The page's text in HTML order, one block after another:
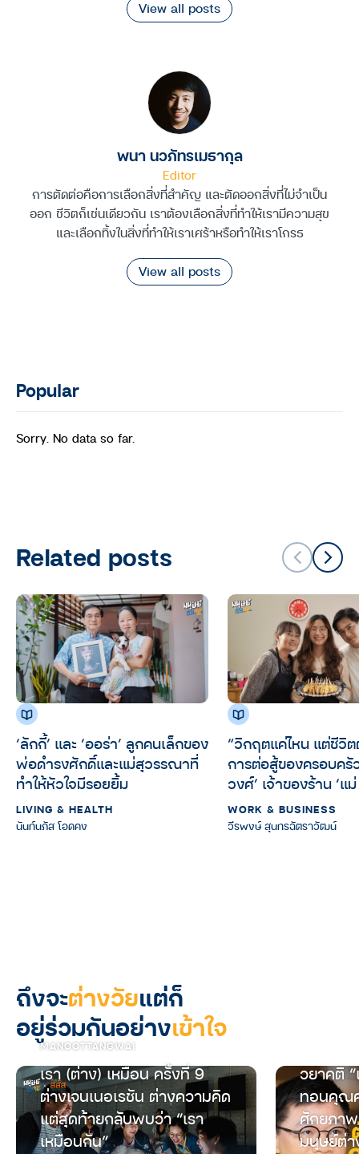
View all posts
พนา นวภัทรเมธากุล
Editor
การตัดต่อคือการเลือกสิ่งที่สำคัญ และตัดออกสิ่งที่ไม่จำเป็น
ออก ชีวิตก็เช่นเดียวกัน เราต้องเลือกสิ่งที่ทำให้เรามีความสุข
และเลือกทิ้งในสิ่งที่ทำให้เราเศร้าหรือทำให้เราโกรธ
View all posts
Popular
Sorry. No data so far.
Related posts
‘ลักกี้’ และ ‘ออร่า’ ลูกคนเล็กของ
พ่อดำรงศักดิ์และแม่สุวรรณาที่
ทำให้หัวใจมีรอยยิ้ม
LIVING & HEALTH
นันท์นภัส โอดคง
“วิกฤตแค่ไหน แต่ชีวิ
การต่อสู้ของครอบครั
วงศ์’ เจ้าของร้าน ‘แม่
WORK & BUSINESS
วีรพงษ์ สุนทรฉัตราวัฒน์
ถึงจะต่างวัยแต่ก็
อยู่ร่วมกันอย่างเข้าใจ
MANOOTTANGWAI
เรา (ต่าง) เหมือน ครั้งที่ 9
ต่างเจนเนอเรชัน ต่างความคิด
แต่สุดท้ายกลับพบว่า “เรา
เหมือนกัน”
วยาคติ
ทอนคุณ
ศักยภา
มนุษย์ต่า